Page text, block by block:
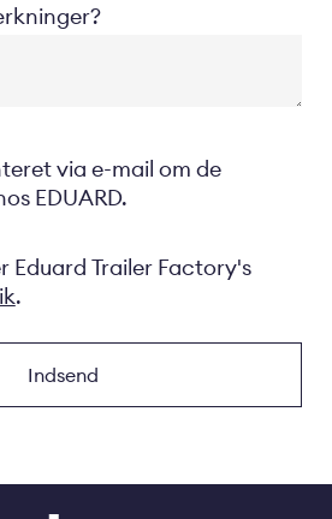
via e-mail om de
EDUARD.
Eduard Trailer Factory's
.